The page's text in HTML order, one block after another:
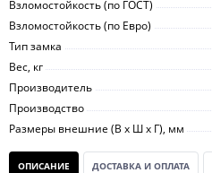
Взломостойкость (по ГОСТ)
Взломостойкость (по Евро)
Тип замка
Вес, кг
Производитель
Производство
Размеры внешние (В х Ш х Г), мм
ОПИСАНИЕ ДОСТАВКА И ОПЛАТА